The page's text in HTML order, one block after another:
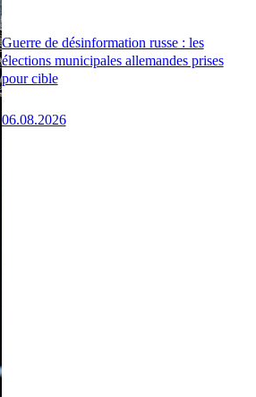
Guerre de désinformation russe : les
élections municipales allemandes prises
pour cible
06.08.2026